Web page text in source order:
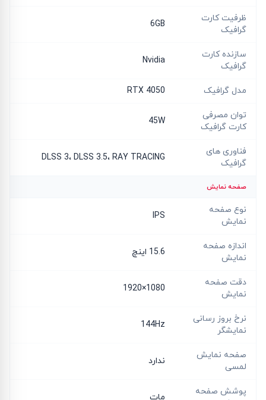
ظرفیت کارت
گرافیک
6GB
سازنده کارت
گرافیک
Nvidia
مدل گرافیک RTX 4050
توان مصرفی
کارت گرافیک
45W
فناوری های
گرافیک
DLSS 3، DLSS 3.5، RAY TRACING
صفحه نمایش
نوع صفحه
نمایش
IPS
اندازه صفحه
نمایش
15.6 اینچ
دقت صفحه
نمایش
1080×1920
نرخ بروز رسانی
نمایشگر
144Hz
صفحه نمایش
لمسی
ندارد
پوشش صفحه
مات